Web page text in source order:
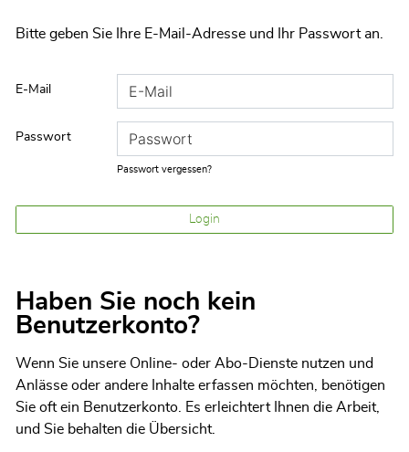
Bitte geben Sie Ihre E-Mail-Adresse und Ihr Passwort an.
E-Mail
Passwort
Passwort vergessen?
Login
Haben Sie noch kein
Benutzerkonto?
Wenn Sie unsere Online- oder Abo-Dienste nutzen und
Anlässe oder andere Inhalte erfassen möchten, benötigen
Sie oft ein Benutzerkonto. Es erleichtert Ihnen die Arbeit,
und Sie behalten die Übersicht.